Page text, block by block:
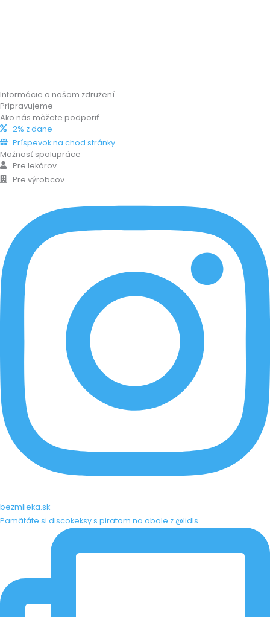
Informácie o našom združení
Pripravujeme
Ako nás môžete podporiť
2% z dane
Príspevok na chod stránky
Možnosť spolupráce
Pre lekárov
Pre výrobcov
bezmlieka.sk
Pamätáte si discokeksy s piratom na obale z @lidls